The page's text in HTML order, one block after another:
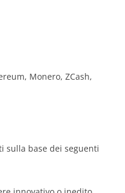
Monero, ZCash,
sulla base dei seguenti